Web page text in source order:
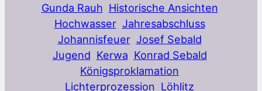
Gunda Rauh Historische Ansichten
Hochwasser Jahresabschluss
Johannisfeuer Josef Sebald
Jugend Kerwa Konrad Sebald
Königsproklamation
Lichterprozession Löhlitz